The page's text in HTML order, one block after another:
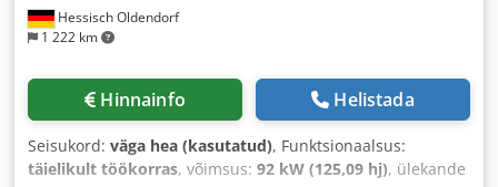
Hessisch Oldendorf
1 222 km
Hinnainfo Helistada
Seisukord: väga hea (kasutatud), Funktsionaalsus:
täielikult töökorras, võimsus: 92 kW (125,09 hj), ülekande